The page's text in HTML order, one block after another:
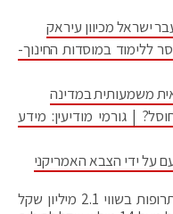
ישראל מכיוון עיראק
ללימוד במוסדות החינוך-
משמעותית במדינה
| גורמי מודיעין: מידע
על ידי הצבא האמריקני
בעמותה גילו כי בעשור האחרון נכנסו תרופות בשווי 2.1 מיליון שקל